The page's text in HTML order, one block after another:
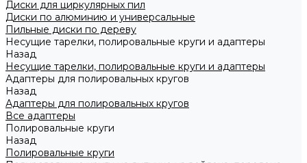
Диски для циркулярных пил
Диски по алюминию и универсальные
Пильные диски по дереву
Несущие тарелки, полировальные круги и адаптеры
Назад
Несущие тарелки, полировальные круги и адаптеры
Адаптеры для полировальных кругов
Назад
Адаптеры для полировальных кругов
Все адаптеры
Полировальные круги
Назад
Полировальные круги